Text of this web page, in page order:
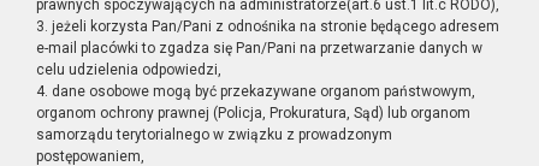
prawnych spoczywających na administratorze(art.6 ust.1 lit.c RODO),
3. jeżeli korzysta Pan/Pani z odnośnika na stronie będącego adresem
e-mail placówki to zgadza się Pan/Pani na przetwarzanie danych w
celu udzielenia odpowiedzi,
4. dane osobowe mogą być przekazywane organom państwowym,
organom ochrony prawnej (Policja, Prokuratura, Sąd) lub organom
samorządu terytorialnego w związku z prowadzonym
postępowaniem,